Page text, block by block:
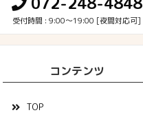
受付時間 : 9:00～19:00 [夜間対応可]
コンテンツ
TOP